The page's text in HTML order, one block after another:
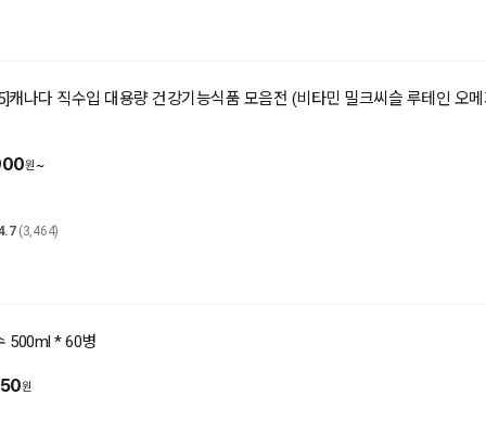
캐나다 직수입 대용량 건강기능식품 모음전 (비타민 밀크씨슬 루테인 오
~
(3,464)
500ml * 60병